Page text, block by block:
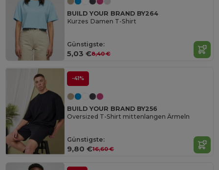
BUILD YOUR BRAND BY264
Kurzes Damen T-Shirt
Günstigste:
5,03 €8,40 €
-41%
BUILD YOUR BRAND BY256
Oversized T-Shirt mittenlangen Ärmeln
Günstigste:
9,80 €16,60 €